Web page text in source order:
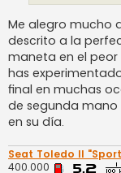
Me alegro mucho
descrito a la
maneta en el
has
final en muchas
de segunda
en su día.
Seat Toledo II
400.000